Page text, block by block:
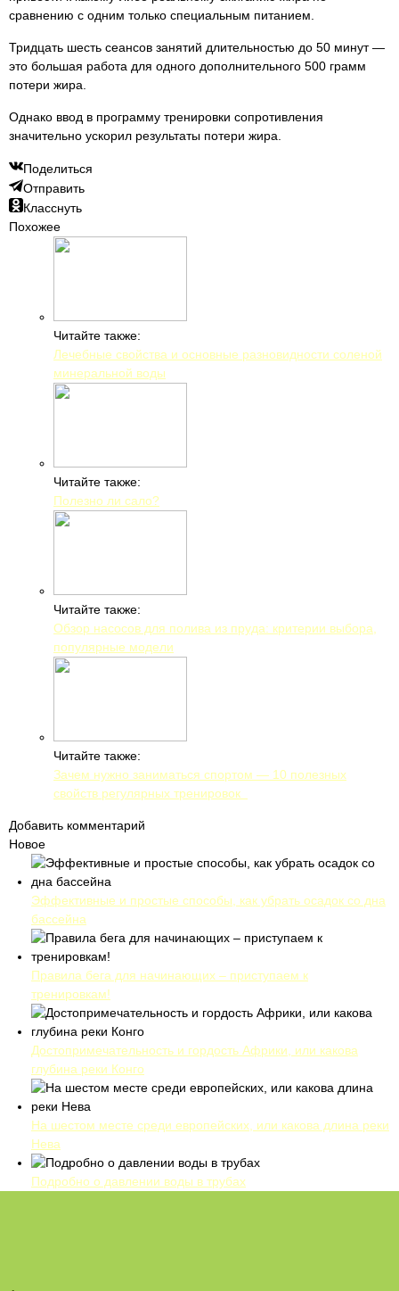
сравнению с одним только специальным питанием.
Тридцать шесть сеансов занятий длительностью до 50 минут —
это большая работа для одного дополнительного 500 грамм
потери жира.
Однако ввод в программу тренировки сопротивления
значительно ускорил результаты потери жира.
Поделиться
Отправить
Класснуть
Похожее
Читайте также:
Лечебные свойства и основные разновидности соленой
минеральной воды
Читайте также:
Полезно ли сало?
Читайте также:
Обзор насосов для полива из пруда: критерии выбора,
популярные модели
Читайте также:
Зачем нужно заниматься спортом — 10 полезных
свойств регулярных тренировок
Добавить комментарий
Новое
Эффективные и простые способы, как убрать осадок со дна
бассейна
Правила бега для начинающих – приступаем к
тренировкам!
Достопримечательность и гордость Африки, или какова
глубина реки Конго
На шестом месте среди европейских, или какова длина реки
Нева
Подробно о давлении воды в трубах